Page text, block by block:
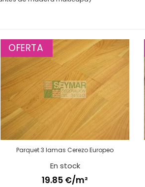
OFERTA
Parquet 3 lamas Cerezo Europeo
En stock
19.85 €/m²